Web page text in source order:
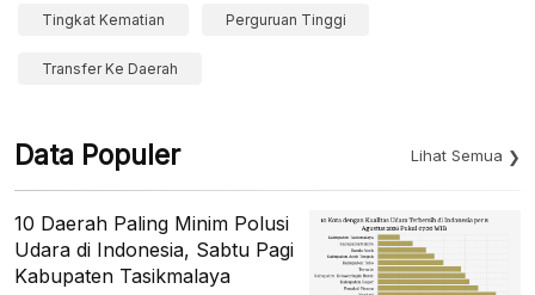
Tingkat Kematian Perguruan Tinggi
Transfer Ke Daerah
Data Populer Lihat Semua
10 Daerah Paling Minim Polusi
Udara di Indonesia, Sabtu Pagi
Kabupaten Tasikmalaya